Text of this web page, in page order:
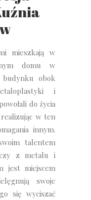
mieszkają w
domu w
budynku obok
i
do życia
realizując w ten
innym.
talentem
z metalu i
jest miejscem
swoje
się wyciszać